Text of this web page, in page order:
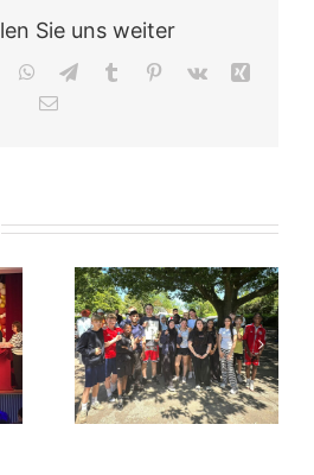
Sie uns weiter
WhatsApp
TelegramTumblr Pinterest
Vk
E-